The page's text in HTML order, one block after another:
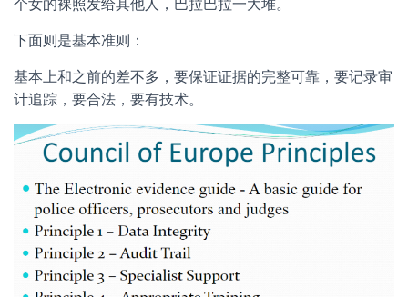
个女的裸照发给其他人，巴拉巴拉一大堆。
下面则是基本准则：
基本上和之前的差不多，要保证证据的完整可靠，要记录审
计追踪，要合法，要有技术。